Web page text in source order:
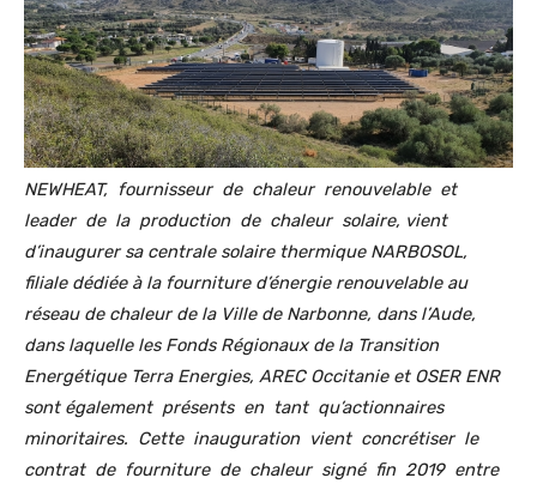
NEWHEAT, fournisseur de chaleur renouvelable et
leader de la production de chaleur solaire, vient
d’inaugurer sa centrale solaire thermique NARBOSOL,
filiale dédiée à la fourniture d’énergie renouvelable au
réseau de chaleur de la Ville de Narbonne, dans l’Aude,
dans laquelle les Fonds Régionaux de la Transition
Energétique Terra Energies, AREC Occitanie et OSER ENR
sont également présents en tant qu’actionnaires
minoritaires. Cette inauguration vient concrétiser le
contrat de fourniture de chaleur signé fin 2019 entre